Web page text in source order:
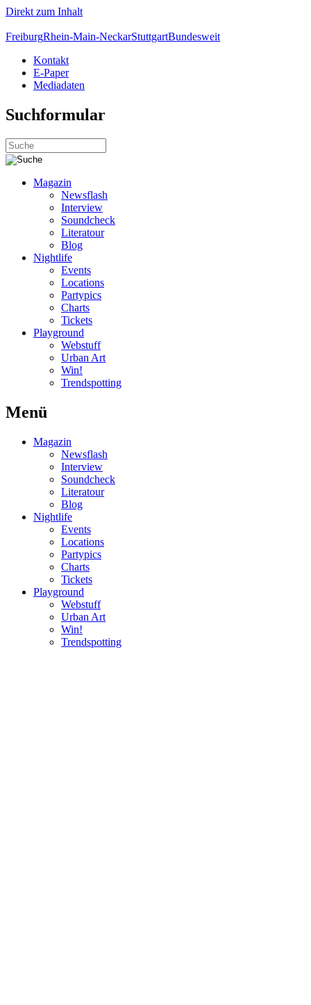
Direkt zum Inhalt
FreiburgRhein-Main-NeckarStuttgartBundesweit
Kontakt
E-Paper
Mediadaten
Suchformular
Magazin
Newsflash
Interview
Soundcheck
Literatour
Blog
Nightlife
Events
Locations
Partypics
Charts
Tickets
Playground
Webstuff
Urban Art
Win!
Trendspotting
Menü
Magazin
Newsflash
Interview
Soundcheck
Literatour
Blog
Nightlife
Events
Locations
Partypics
Charts
Tickets
Playground
Webstuff
Urban Art
Win!
Trendspotting